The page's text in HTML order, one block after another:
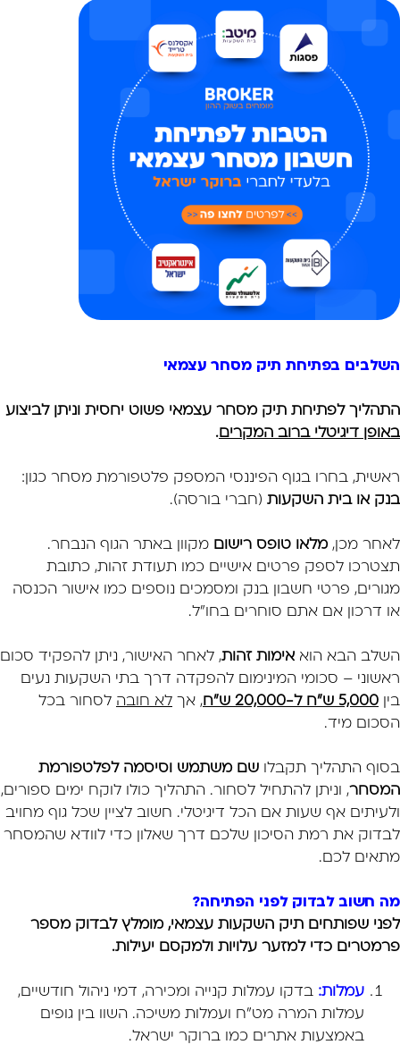
השלבים בפתיחת תיק מסחר עצמאי
התהליך לפתיחת תיק מסחר עצמאי פשוט יחסית וניתן לביצוע
באופן דיגיטלי ברוב המקרים.
ראשית, בחרו בגוף הפיננסי המספק פלטפורמת מסחר כגון:
בנק או בית השקעות (חברי בורסה).
לאחר מכן,מלאו טופס רישום מקוון באתר הגוף הנבחר.
תצטרכו לספק פרטים אישיים כמו תעודת זהות, כתובת
מגורים, פרטי חשבון בנק ומסמכים נוספים כמו אישור הכנסה
או דרכון אם אתם סוחרים בחו"ל.
השלב הבא הוא אימות זהות, לאחר האישור, ניתן להפקיד סכום
ראשוני – סכומי המינימום להפקדה דרך בתי השקעות נעים
בין 5,000 ש"ח ל-20,000 ש"ח , אך לא חובה לסחור בכל
הסכום מיד.
בסוף התהליך תקבלו שם משתמש וסיסמה לפלטפורמת
המסחר, וניתן להתחיל לסחור. התהליך כולו לוקח ימים ספורים,
ולעיתים אף שעות אם הכל דיגיטלי. חשוב לציין שכל גוף מחויב
לבדוק את רמת הסיכון שלכם דרך שאלון כדי לוודא שהמסחר
מתאים לכם.
מה חשוב לבדוק לפני הפתיחה?
לפני שפותחים תיק השקעות עצמאי, מומלץ לבדוק מספר
פרמטרים כדי למזער עלויות ולמקסם יעילות.
עמלות: בדקו עמלות קנייה ומכירה, דמי ניהול חודשיים,
עמלות המרה מט"ח ועמלות משיכה. השוו בין גופים
באמצעות אתרים כמו ברוקר ישראל.